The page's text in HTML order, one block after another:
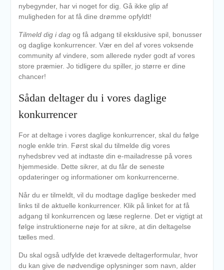
nybegynder, har vi noget for dig. Gå ikke glip af
muligheden for at få dine drømme opfyldt!
Tilmeld dig i dagog få adgang til eksklusive spil, bonusser
og daglige konkurrencer. Vær en del af vores voksende
community af vindere, som allerede nyder godt af vores
store præmier. Jo tidligere du spiller, jo større er dine
chancer!
Sådan deltager du i vores daglige
konkurrencer
For at deltage i vores daglige konkurrencer, skal du følge
nogle enkle trin. Først skal du tilmelde dig vores
nyhedsbrev ved at indtaste din e-mailadresse på vores
hjemmeside. Dette sikrer, at du får de seneste
opdateringer og informationer om konkurrencerne.
Når du er tilmeldt, vil du modtage daglige beskeder med
links til de aktuelle konkurrencer. Klik på linket for at få
adgang til konkurrencen og læse reglerne. Det er vigtigt at
følge instruktionerne nøje for at sikre, at din deltagelse
tælles med.
Du skal også udfylde det krævede deltagerformular, hvor
du kan give de nødvendige oplysninger som navn, alder